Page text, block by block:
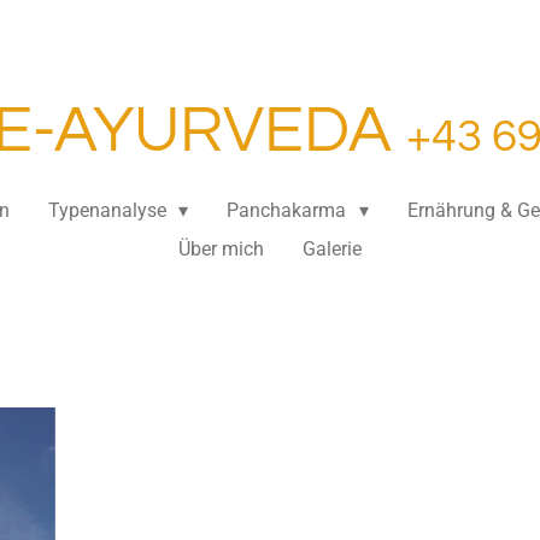
AYURVEDA +43
Typenanalyse Panchakarma
Ernährung &
Über mich
Galerie